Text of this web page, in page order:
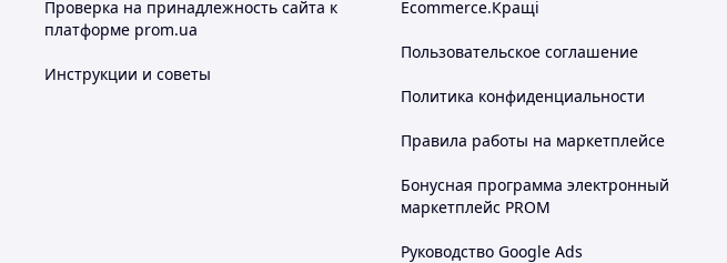
Проверка на принадлежность сайта к
платформе prom.ua
Инструкции и советы
Ecommerce.Кращі
Пользовательское соглашение
Политика конфиденциальности
Правила работы на маркетплейсе
Бонусная программа электронный
маркетплейс PROM
Руководство Google Ads